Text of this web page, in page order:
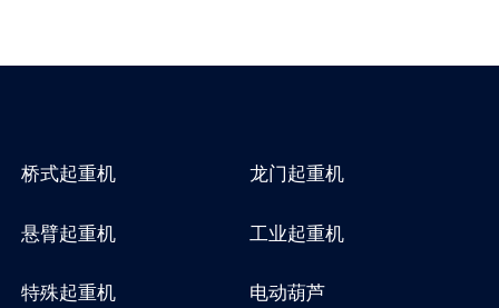
桥式起重机
龙门起重机
悬臂起重机
工业起重机
特殊起重机
电动葫芦